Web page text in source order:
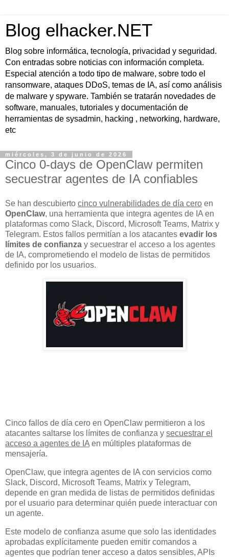
Blog elhacker.NET
Blog sobre informática, tecnología, privacidad y seguridad.
Con entradas sobre noticias con información completa.
Especial atención a todo tipo de malware, sobre todo el
ransomware, ataques DDoS, temas de IA, así como análisis
de malware y spyware. También se tratarán novedades de
software, manuales, tutoriales y documentación de
herramientas de sysadmin, hacking , networking, hardware,
etc
miércoles, 3 de junio de 2026
Cinco 0-days de OpenClaw permiten
secuestrar agentes de IA confiables
Se han descubierto cinco vulnerabilidades de día cero en
OpenClaw, una herramienta que integra agentes de IA en
plataformas como Slack, Discord, Microsoft Teams, Matrix y
Telegram. Estos fallos permitían a los atacantes evadir los
límites de confianza y secuestrar el acceso a los agentes
de IA, comprometiendo el modelo de listas de permitidos
definido por los usuarios.
Cinco fallos de día cero en OpenClaw permitieron a los
atacantes saltarse los límites de confianza y secuestrar el
acceso a agentes de IA en múltiples plataformas de
mensajería.
OpenClaw, que integra agentes de IA con servicios como
Slack, Discord, Microsoft Teams, Matrix y Telegram,
depende en gran medida de listas de permitidos definidas
por el usuario para determinar quién puede interactuar con
un agente.
Este modelo de confianza asume que solo las identidades
aprobadas explícitamente pueden emitir comandos a
agentes que podrían tener acceso a datos sensibles, APIs